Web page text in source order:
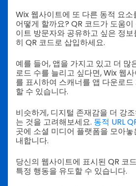
Wix 웹사이트에 또 다른 동적 요소
어떻게 할까요? QR 코드가 도움
이트 방문자와 공유하고 싶은 정
히 QR 코드로 삽입하세요.
예를 들어, 앱을 가지고 있고 더 많
로드 수를 늘리고 싶다면, Wix 웹
를 표시하여 스캐너를 앱 다운로
할 수 있습니다.
비슷하게, 디지털 존재감을 더 강
는 것을 고려해보세요. 동적 URL
곳에 소셜 미디어 플랫폼을 모아
내합니다.
당신의 웹사이트에 표시된 QR 코
특정 행동을 유도할 수 있습니다.